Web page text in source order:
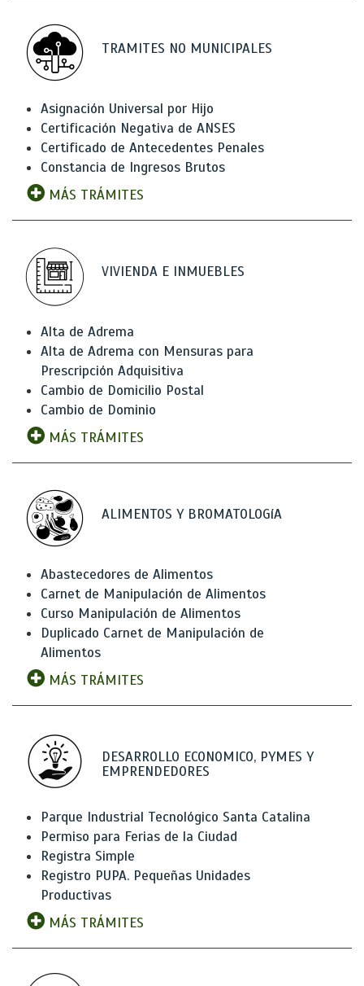
TRAMITES NO MUNICIPALES
Asignación Universal por Hijo
Certificación Negativa de ANSES
Certificado de Antecedentes Penales
Constancia de Ingresos Brutos
MÁS TRÁMITES
VIVIENDA E INMUEBLES
Alta de Adrema
Alta de Adrema con Mensuras para
Prescripción Adquisitiva
Cambio de Domicilio Postal
Cambio de Dominio
MÁS TRÁMITES
ALIMENTOS Y BROMATOLOGíA
Abastecedores de Alimentos
Carnet de Manipulación de Alimentos
Curso Manipulación de Alimentos
Duplicado Carnet de Manipulación de
Alimentos
MÁS TRÁMITES
DESARROLLO ECONOMICO, PYMES Y
EMPRENDEDORES
Parque Industrial Tecnológico Santa Catalina
Permiso para Ferias de la Ciudad
Registra Simple
Registro PUPA. Pequeñas Unidades
Productivas
MÁS TRÁMITES